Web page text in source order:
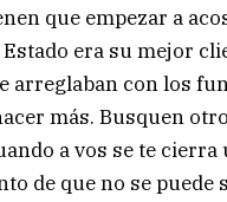
que empezar a
era su mejor
arreglaban con los
más. Busquen
a vos se te
de que no se puede